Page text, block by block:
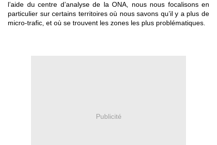
l’aide du centre d’analyse de la ONA, nous nous focalisons en
particulier sur certains territoires où nous savons qu’il y a plus de
micro-trafic, et où se trouvent les zones les plus problématiques.
Publicité